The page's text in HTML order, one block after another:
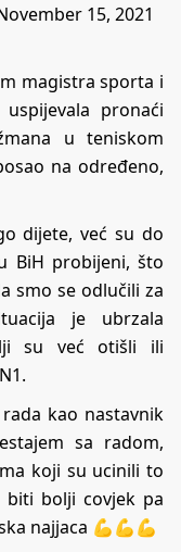
15, 2021
magistra sporta i
pronaći
u teniskom
na određeno,
dijete, već su do
BiH probijeni, što
smo se odlučili za
je ubrzala
su već otišli ili
N1.
kao nastavnik
sa radom,
koji su ucinili to
bolji covjek pa
najjaca 💪💪💪